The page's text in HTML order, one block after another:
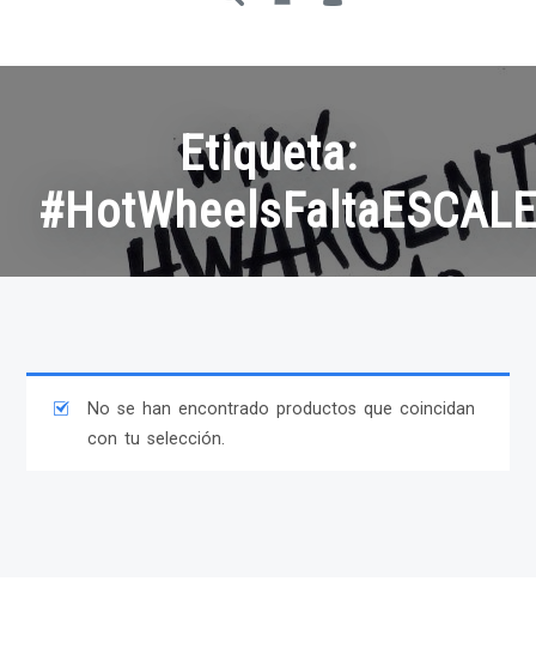
Etiqueta:
No se han encontrado productos que coincidan
con tu selección.